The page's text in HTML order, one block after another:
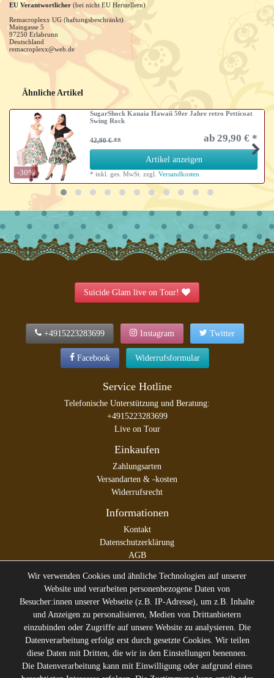
EU Verantwortlicher (bei nicht EU Herstellern)
Remacroplexx UG (haftungsbeschränkt)
Maingasse 5
97250 Erlabrunn
Deutschland
remacroplexx@web.de
Ähnliche Artikel
-30%
SugarShock Kanaia Hawaii 50er Jahre retro Petticoat
Swing Rock
42,90 € ab 29,90 € *
Artikel anzeigen
*inkl. ges. MwSt. zzgl.Versandkosten
Suicide Glam live on Tour!
+4915223283699 Instagram Twitter
Facebook Widerrufsformular
Service Hotline
Telefonische Unterstützung und Beratung:
+4915223283699
Live on Tour
Einkaufen
Zahlungsarten
Versandarten & -kosten
Widerrufsrecht
Informationen
Kontakt
Datenschutzerklärung
AGB
* Alle Preise inkl. gesetzl. Mehrwertsteuer zzgl.Versandkosten
** Die durchgestrichenen Preise entsprechen dem ehemaligen
Preis des Verkäufers
Gerne halten wir Sie auf dem
Wir verwenden Cookies und ähnliche Technologien auf unserer
Website und verarbeiten personenbezogene Daten von
Besucher:innen unserer Webseite (z.B. IP-Adresse), um z.B. Inhalte
und Anzeigen zu personalisieren, Medien von Drittanbietern
einzubinden oder Zugriffe auf unsere Website zu analysieren. Die
Datenverarbeitung erfolgt erst durch gesetzte Cookies. Wir teilen
diese Daten mit Dritten, die wir in den Einstellungen benennen.
Die Datenverarbeitung kann mit Einwilligung oder aufgrund eines